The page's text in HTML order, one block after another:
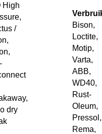
High
/
dry
Bison,
Loctite,
Motip,
Varta,
ABB,
WD40,
Rust-
Oleum,
Pressol,
Rema,